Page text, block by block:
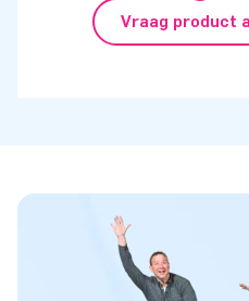
Vraag product